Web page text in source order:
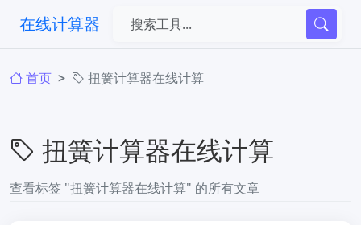
在线计算器
首页 扭簧计算器在线计算
扭簧计算器在线计算
查看标签 "扭簧计算器在线计算" 的所有文章